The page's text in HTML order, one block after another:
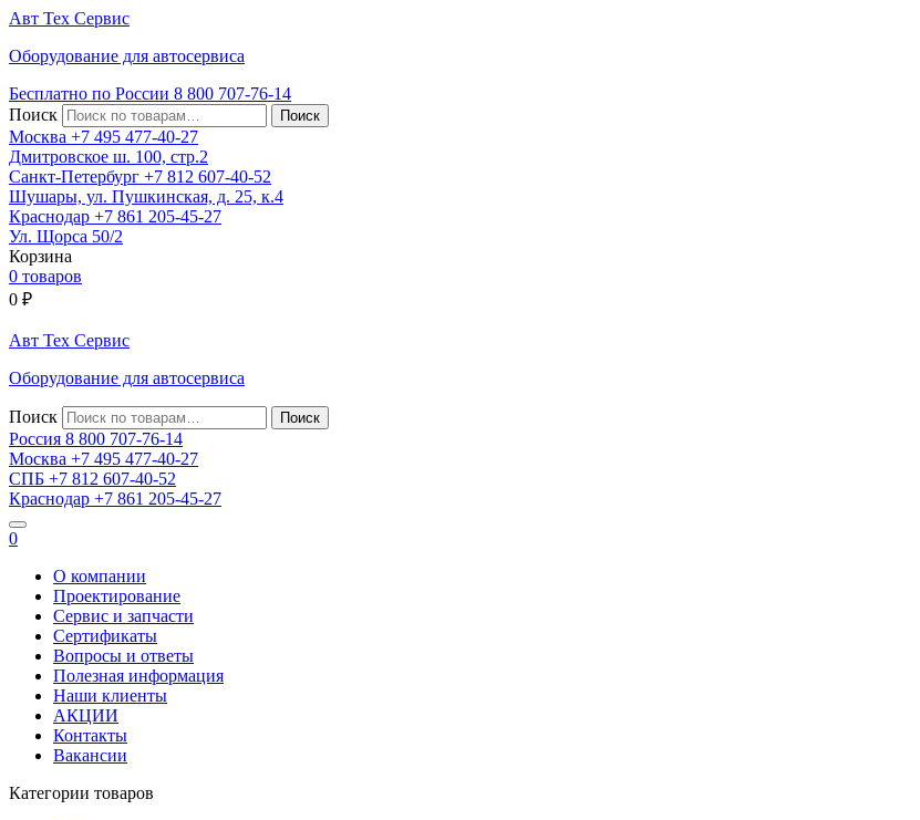
Авт Тех Сервис
Оборудование для автосервиса
Бесплатно по России 8 800 707-76-14
Поиск
Москва +7 495 477-40-27
Дмитровское ш. 100, стр.2
Санкт-Петербург +7 812 607-40-52
Шушары, ул. Пушкинская, д. 25, к.4
Краснодар +7 861 205-45-27
Ул. Щорса 50/2
Корзина
0 товаров
0 ₽
Авт Тех Сервис
Оборудование для автосервиса
Поиск
Россия 8 800 707-76-14
Москва +7 495 477-40-27
СПБ +7 812 607-40-52
Краснодар +7 861 205-45-27
0
О компании
Проектирование
Сервис и запчасти
Сертификаты
Вопросы и ответы
Полезная информация
Наши клиенты
АКЦИИ
Контакты
Вакансии
Категории товаров